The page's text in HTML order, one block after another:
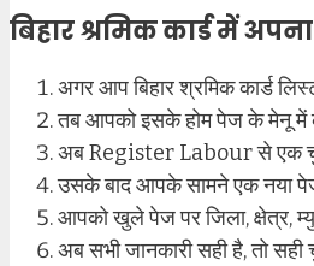
बिहार श्रमिक कार्ड में
अगर आप बिहार श्रमिक कार्ड
तब आपको इसके होम पेज के मेनू में
अब Register Labour से एक
उसके बाद आपके सामने एक नया
आपको खुले पेज पर जिला, क्षेत्र,
अब सभी जानकारी सही है, तो